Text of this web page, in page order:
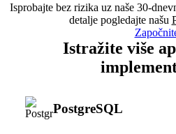
Isprobajte bez rizika uz naše 30-
detalje pogledajte našu
Istražite više
PostgreSQL